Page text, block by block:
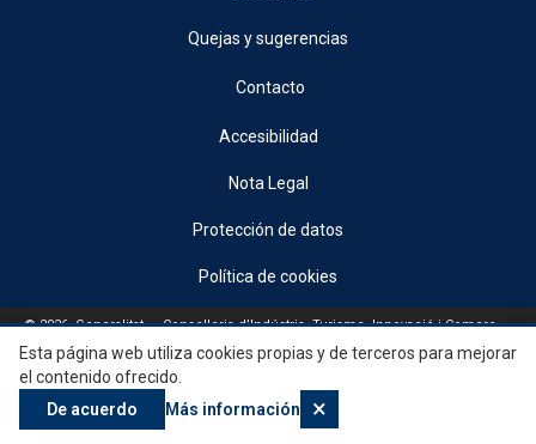
Quejas y sugerencias
Contacto
Accesibilidad
Nota Legal
Protección de datos
Política de cookies
© 2026, Generalitat • Conselleria d’Indústria, Turisme, Innovació i Comerç •
Esta página web utiliza cookies propias y de terceros para mejorar
el contenido ofrecido.
De acuerdo
Más información ×